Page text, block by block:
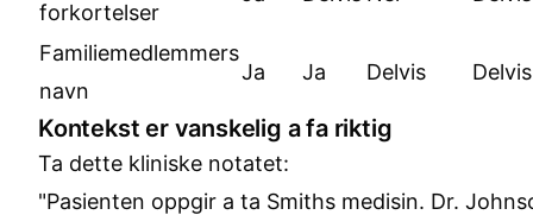
forkortelser
Familiemedlemmers
navn
Ja Ja Delvis Delvis
Kontekst er vanskelig a fa riktig
Ta dette kliniske notatet:
"Pasienten oppgir a ta Smiths medisin. Dr.